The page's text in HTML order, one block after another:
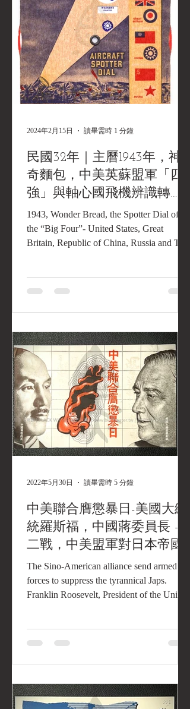
民國32年｜主曆1943年，神
奇麵包，中美英蘇盟軍「四
強」與軸心國飛機辨識轉
盤。《Black Water Museum
Collections | 黑水博物館館
藏》
1943, Wonder Bread, the Spotter Dial of
the “Big Four”- United States, Great
Britain, Republic of China, Russia and The
2024年2月15日 讀畢需時 1 分鐘
中美聯合膺懲暴日-美國大總
統羅斯福，中國蔣委員長 -
二戰，中美盟軍對日本帝國
殖民地臺灣的空投傳單
The Sino-American alliance send armed
forces to suppress the tyrannical Japs.
Franklin Roosevelt, President of the United
2022年5月30日 讀畢需時 5 分鐘